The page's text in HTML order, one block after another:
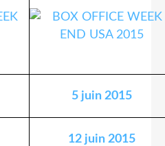
5 juin 2015
12 juin 2015